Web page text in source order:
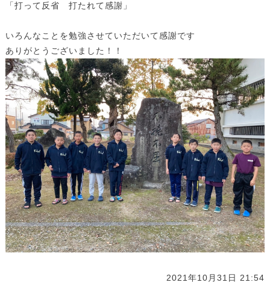
「打って反省 打たれて感謝」
いろんなことを勉強させていただいて感謝です
ありがとうございました！！
2021年10月31日 21:54